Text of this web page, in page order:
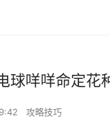
球咩咩命定花
攻略技巧